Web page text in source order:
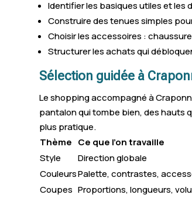
Identifier les basiques utiles et les
Construire des tenues simples
Choisir les accessoires :
Structurer les achats qui
Sélection guidée à
Le shopping accompagné à
pantalon qui tombe bien, des hauts
plus pratique.
Thème Ce que l’on travaille
Style
Direction globale
CouleursPalette, contrastes,
Coupes Proportions, longueurs,